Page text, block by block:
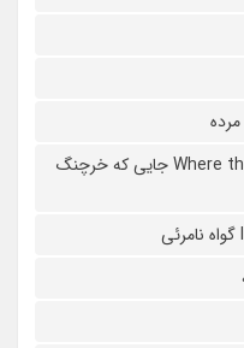
دانلود فیلم Where the Crawdads Sing 2022 جایی که خرچنگ